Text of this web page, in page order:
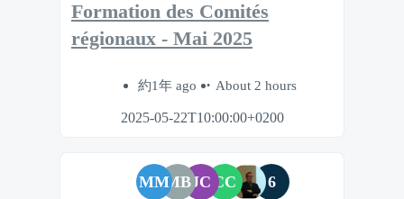
Formation des Comités
régionaux - Mai 2025
約1年 ago About 2 hours
2025-05-22T10:00:00+0200
MMMBJC CC 6